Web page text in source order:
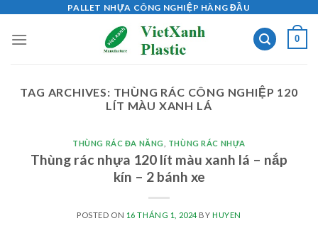
content
PALLET NHỰA CÔNG NGHIỆP HÀNG ĐẦU
0
TAG ARCHIVES: THÙNG RÁC CÔNG NGHIỆP 120
LÍT MÀU XANH LÁ
THÙNG RÁC ĐA NĂNG THÙNG RÁC NHỰA
Thùng rác nhựa 120 lít màu xanh lá – nắp
kín – 2 bánh xe
POSTED ON 16 THÁNG 1, 2024BY HUYEN